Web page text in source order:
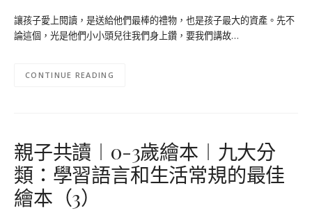
讓孩子愛上閱讀，是送給他們最棒的禮物，也是孩子最大的資產。先不
論這個，光是他們小小頭兒往我們身上鑽，要我們講故…
CONTINUE READING
親子共讀︱0-3歲繪本︱九大分
類：學習語言和生活常規的最佳
繪本（3）